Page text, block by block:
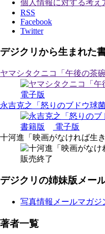
個人情報に対する考え
RSS
Facebook
Twitter
デジクリから生まれた
ヤマシタクニコ「午後の茶碗
電子版
永吉克之「怒りのブドウ球菌
書籍版
電子版
十河進「映画がなければ生
販売終了
デジクリの姉妹版メー
写真情報メールマガジ
著者一覧